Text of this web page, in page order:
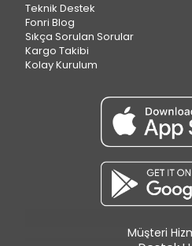
Teknik Destek
Fonri Blog
Sıkça Sorulan Sorular
Kargo Takibi
Kolay Kurulum
Müşteri